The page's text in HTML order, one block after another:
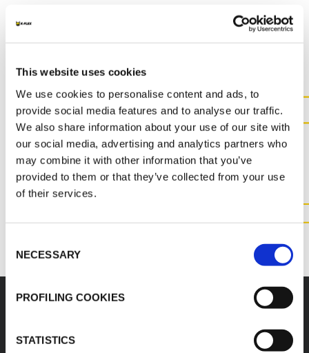
This website uses cookies
We use cookies to personalise content and ads, to
provide social media features and to analyse our traffic.
We also share information about your use of our site with
our social media, advertising and analytics partners who
may combine it with other information that you’ve
provided to them or that they’ve collected from your use
of their services.
Selection
NECESSARY
PROFILING COOKIES
STATISTICS
CONTACTEZ-NOUS POUR
PLUS D'INFORMATIONS SUR
CE PRODUIT
CONTACTEZ NOUS